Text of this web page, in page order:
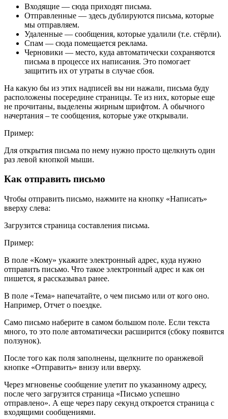
Входящие — сюда приходят письма.
Отправленные — здесь дублируются письма, которые
мы отправляем.
Удаленные — сообщения, которые удалили (т.е. стёрли).
Спам — сюда помещается реклама.
Черновики — место, куда автоматически сохраняются
письма в процессе их написания. Это помогает
защитить их от утраты в случае сбоя.
На какую бы из этих надписей вы ни нажали, письма буду
расположены посередине страницы. Те из них, которые еще
не прочитаны, выделены жирным шрифтом. А обычного
начертания – те сообщения, которые уже открывали.
Пример:
Для открытия письма по нему нужно просто щелкнуть один
раз левой кнопкой мыши.
Как отправить письмо
Чтобы отправить письмо, нажмите на кнопку «Написать»
вверху слева:
Загрузится страница составления письма.
Пример:
В поле «Кому» укажите электронный адрес, куда нужно
отправить письмо. Что такое электронный адрес и как он
пишется, я рассказывал ранее.
В поле «Тема» напечатайте, о чем письмо или от кого оно.
Например, Отчет о поездке.
Само письмо наберите в самом большом поле. Если текста
много, то это поле автоматически расширится (сбоку появится
ползунок).
После того как поля заполнены, щелкните по оранжевой
кнопке «Отправить» внизу или вверху.
Через мгновенье сообщение улетит по указанному адресу,
после чего загрузится страница «Письмо успешно
отправлено». А еще через пару секунд откроется страница с
входящими сообщениями.